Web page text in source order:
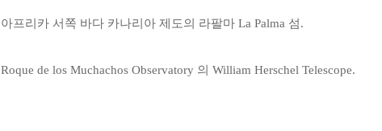
아프리카 서쪽 바다 카나리아 제도의 라팔마 La Palma 섬.
Roque de los Muchachos Observatory 의 William Herschel Telescope.